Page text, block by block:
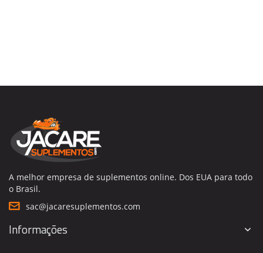
A melhor empresa de suplementos online. Dos EUA para todo
o Brasil.
sac@jacaresuplementos.com
Informações